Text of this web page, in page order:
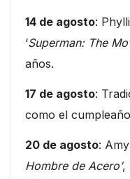
14 de agosto:
‘Superman: The
años.
17 de agosto:
como el
20 de agosto:
Hombre de Acero’,